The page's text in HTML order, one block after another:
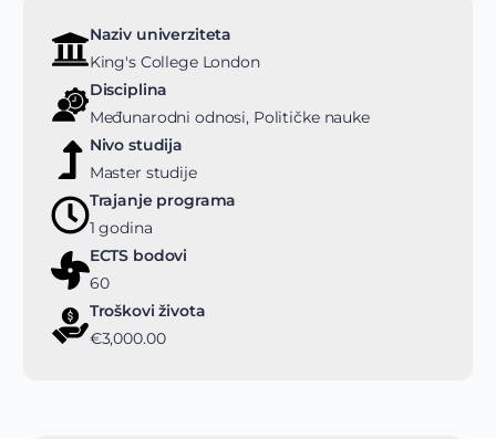
Naziv univerziteta
King's College London
Disciplina
Međunarodni odnosi, Političke nauke
Nivo studija
Master studije
Trajanje programa
1 godina
ECTS bodovi
60
Troškovi života
€3,000.00